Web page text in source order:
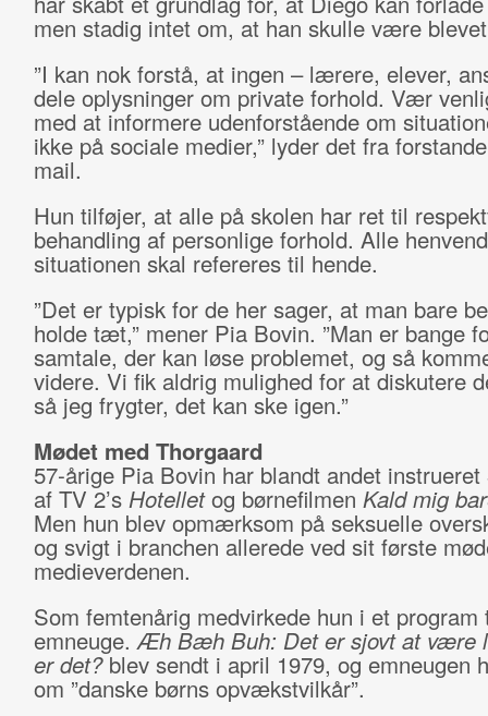
men stadig intet om, at han skulle være
”I kan nok forstå, at ingen – lærere, elever,
dele oplysninger om private forhold. Vær
med at informere udenforstående om
ikke på sociale medier,” lyder det fra
mail.
Hun tilføjer, at alle på skolen har ret til
behandling af personlige forhold. Alle
situationen skal refereres til hende.
”Det er typisk for de her sager, at man bare
holde tæt,” mener Pia Bovin. ”Man er bange
samtale, der kan løse problemet, og så
videre. Vi fik aldrig mulighed for at diskutere
så jeg frygter, det kan ske igen.”
Mødet med Thorgaard
57-årige Pia Bovin har blandt andet instrueret
af TV 2’s Hotelletog børnefilmen Kald mig
Men hun blev opmærksom på seksuelle
og svigt i branchen allerede ved sit første
medieverdenen.
Som femtenårig medvirkede hun i et program
emneuge.Æh Bæh Buh: Det er sjovt at være
er det?blev sendt i april 1979, og emneugen
om ”danske børns opvækstvilkår”.